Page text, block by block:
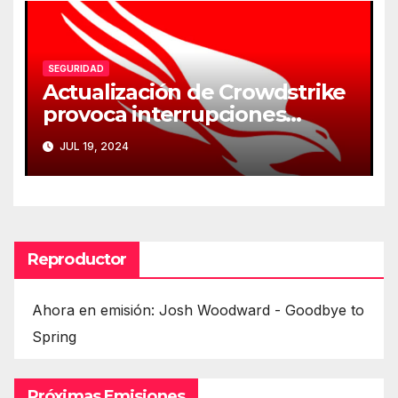
SEGURIDAD
Actualización de Crowdstrike
provoca interrupciones
masivas en servicios críticos
JUL 19, 2024
Reproductor
Ahora en emisión: Josh Woodward - Goodbye to
Spring